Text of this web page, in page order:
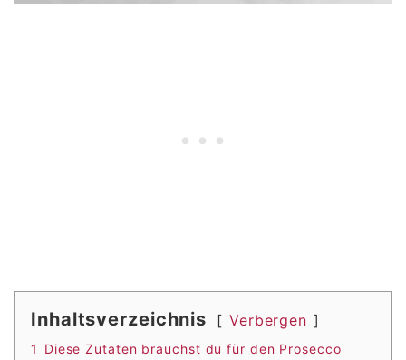
Inhaltsverzeichnis Verbergen
1
Diese Zutaten brauchst du für den Prosecco